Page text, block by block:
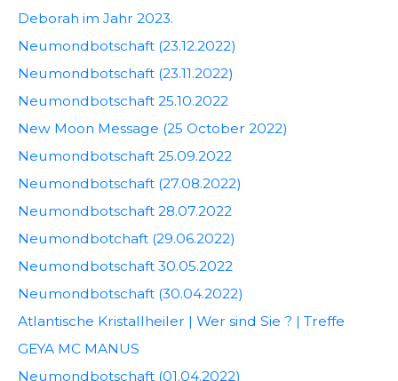
Deborah im Jahr 2023.
Neumondbotschaft (23.12.2022)
Neumondbotschaft (23.11.2022)
Neumondbotschaft 25.10.2022
New Moon Message (25 October 2022)
Neumondbotschaft 25.09.2022
Neumondbotschaft (27.08.2022)
Neumondbotschaft 28.07.2022
Neumondbotchaft (29.06.2022)
Neumondbotschaft 30.05.2022
Neumondbotschaft (30.04.2022)
Atlantische Kristallheiler | Wer sind Sie ? | Treffe
GEYA MC MANUS
Neumondbotschaft (01.04.2022)